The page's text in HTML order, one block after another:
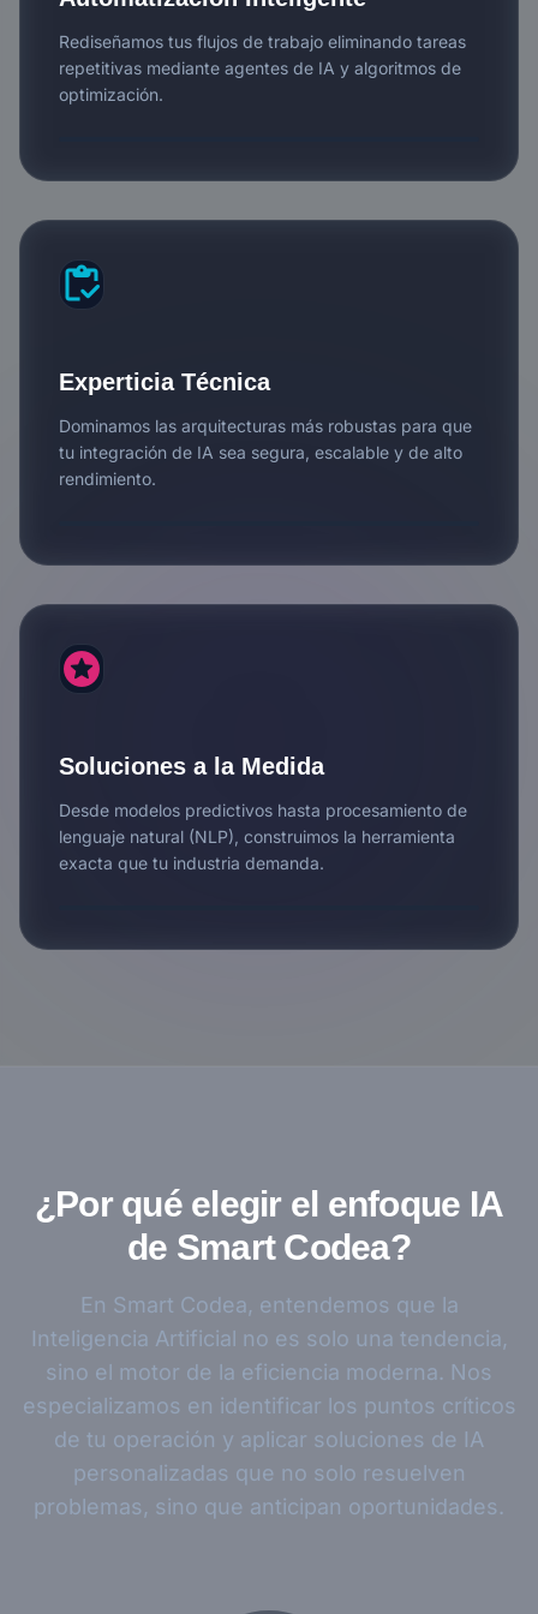
Rediseñamos tus flujos de trabajo eliminando tareas
repetitivas mediante agentes de IA y algoritmos de
optimización.
inventory
Experticia Técnica
Dominamos las arquitecturas más robustas para que
tu integración de IA sea segura, escalable y de alto
rendimiento.
stars
Soluciones a la Medida
Desde modelos predictivos hasta procesamiento de
lenguaje natural (NLP), construimos la herramienta
exacta que tu industria demanda.
¿Por qué elegir el enfoque IA
de Smart Codea?
En Smart Codea, entendemos que la
Inteligencia Artificial no es solo una tendencia,
sino el motor de la eficiencia moderna. Nos
especializamos en identificar los puntos críticos
de tu operación y aplicar soluciones de IA
personalizadas que no solo resuelven
problemas, sino que anticipan oportunidades.